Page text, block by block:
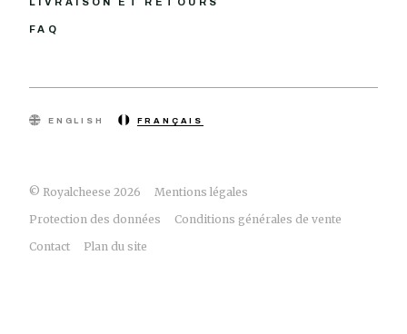
FAQ
© Royalcheese 2026
Mentions légales
Protection des données
Conditions générales de vente
Contact
Plan du site
ENGLISH FRANÇAIS